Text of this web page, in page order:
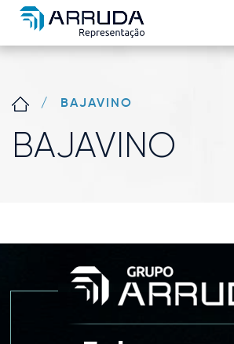
/ BAJAVINO
BAJAVINO